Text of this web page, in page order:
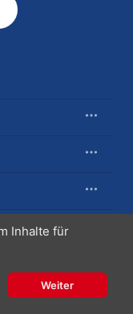
Inhalte für
Weiter